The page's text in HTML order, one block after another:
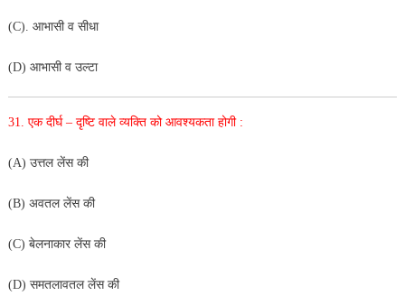
(C). आभासी व सीधा
(D) आभासी व उल्टा
31. एक दीर्घ – दृष्टि वाले व्यक्ति को आवश्यकता होगी :
(A) उत्तल लेंस की
(B) अवतल लेंस की
(C) बेलनाकार लेंस की
(D) समतलावतल लेंस की